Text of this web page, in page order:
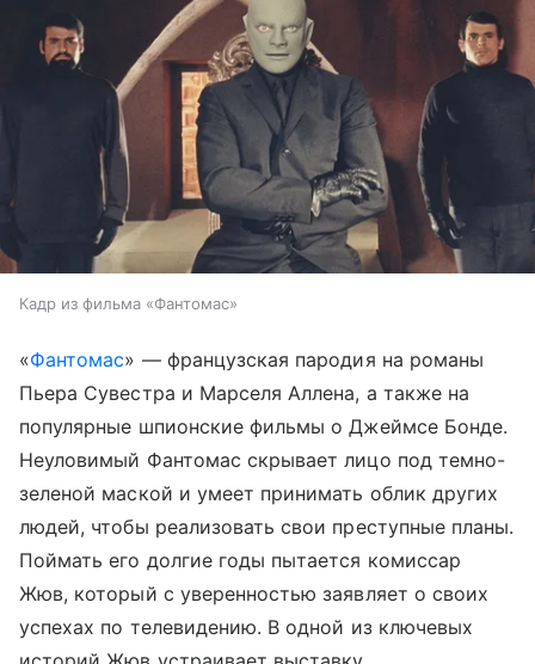
Кадр из фильма «Фантомас»
«Фантомас» — французская пародия на романы
Пьера Сувестра и Марселя Аллена, а также на
популярные шпионские фильмы о Джеймсе Бонде.
Неуловимый Фантомас скрывает лицо под темно-
зеленой маской и умеет принимать облик других
людей, чтобы реализовать свои преступные планы.
Поймать его долгие годы пытается комиссар
Жюв, который с уверенностью заявляет о своих
успехах по телевидению. В одной из ключевых